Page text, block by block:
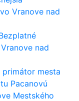
Vranove nad
nad
primátor mesta
Pacanovú
Mestského